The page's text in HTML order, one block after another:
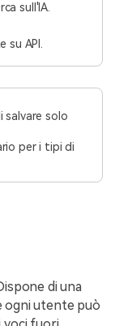
sull'IA.
API.
salvare solo
per i tipi di
di una
ogni utente può